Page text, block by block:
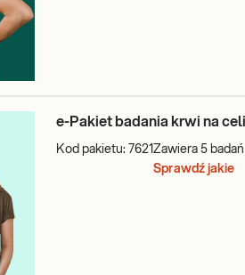
e-Pakiet badania krwi na
Kod pakietu: 7621 Zawiera 5 badań
Sprawdź jakie